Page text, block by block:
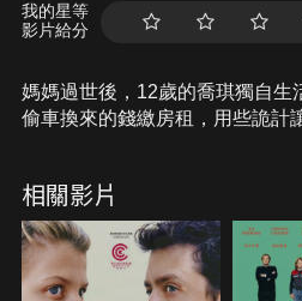
我的星等
影片給分
媽媽過世後，12歲的喬琪獨自生
偷車換來的錢繳房租，用些詭計
的父親生活，想方設法趕走他。
何重拾這段曾經失去的父女時
相關影片